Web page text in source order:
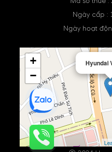
Ngày cấp :
Ngày hoạt
Hyundai
+
−